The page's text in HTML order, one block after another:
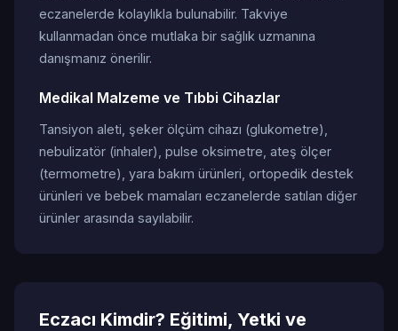
eczanelerde kolaylıkla bulunabilir. Takviye
kullanmadan önce mutlaka bir sağlık uzmanına
danışmanız önerilir.
Medikal Malzeme ve Tıbbi Cihazlar
Tansiyon aleti, şeker ölçüm cihazı (glukometre),
nebulizatör (inhaler), pulse oksimetre, ateş ölçer
(termometre), yara bakım ürünleri, ortopedik destek
ürünleri ve bebek mamaları eczanelerde satılan diğer
ürünler arasında sayılabilir.
Eczacı Kimdir? Eğitimi, Yetki ve